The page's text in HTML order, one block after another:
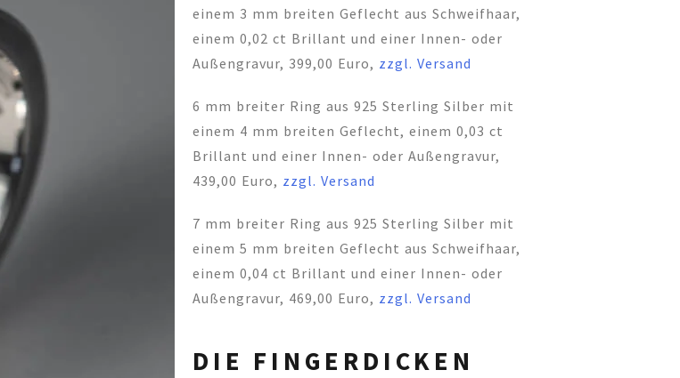
einem 3 mm breiten Geflecht aus Schweifhaar,
einem 0,02 ct Brillant und einer Innen- oder
Außengravur, 399,00 Euro, zzgl. Versand
6 mm breiter Ring aus 925 Sterling Silber mit
einem 4 mm breiten Geflecht, einem 0,03 ct
Brillant und einer Innen- oder Außengravur,
439,00 Euro, zzgl. Versand
7 mm breiter Ring aus 925 Sterling Silber mit
einem 5 mm breiten Geflecht aus Schweifhaar,
einem 0,04 ct Brillant und einer Innen- oder
Außengravur, 469,00 Euro, zzgl. Versand
DIE FINGERDICKEN